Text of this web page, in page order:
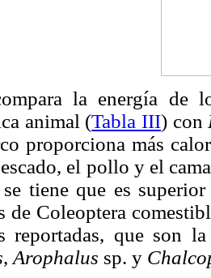
la energía de
animal (Tabla III) con
proporciona más
el pollo y el
tiene que es
de Coleoptera
reportadas, que son
, Arophalus sp. y